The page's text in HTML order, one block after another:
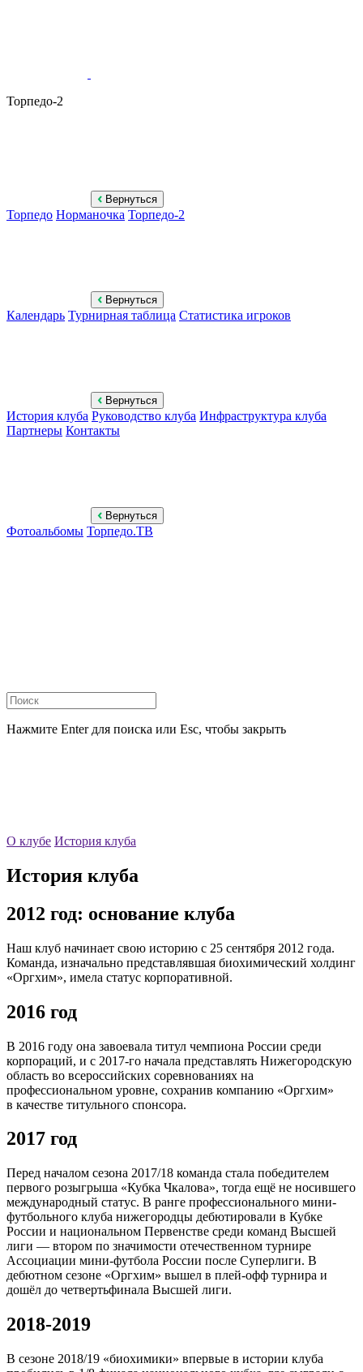
Торпедо-2
Вернуться
Торпедо Норманочка Торпедо-2
Вернуться
Календарь Турнирная таблица Статистика игроков
Вернуться
История клуба Руководство клуба Инфраструктура клуба
Партнеры Контакты
Вернуться
Фотоальбомы Торпедо.ТВ
Нажмите Enter для поиска или Esc, чтобы закрыть
О клубе История клуба
История клуба
2012 год: основание клуба
Наш клуб начинает свою историю с 25 сентября 2012 года.
Команда, изначально представлявшая биохимический холдинг
«Оргхим», имела статус корпоративной.
2016 год
В 2016 году она завоевала титул чемпиона России среди
корпораций, и с 2017-го начала представлять Нижегородскую
область во всероссийских соревнованиях на
профессиональном уровне, сохранив компанию «Оргхим»
в качестве титульного спонсора.
2017 год
Перед началом сезона 2017/18 команда стала победителем
первого розыгрыша «Кубка Чкалова», тогда ещё не носившего
международный статус. В ранге профессионального мини-
футбольного клуба нижегородцы дебютировали в Кубке
России и национальном Первенстве среди команд Высшей
лиги — втором по значимости отечественном турнире
Ассоциации мини-футбола России после Суперлиги. В
дебютном сезоне «Оргхим» вышел в плей-офф турнира и
дошёл до четвертьфинала Высшей лиги.
2018-2019
В сезоне 2018/19 «биохимики» впервые в истории клуба